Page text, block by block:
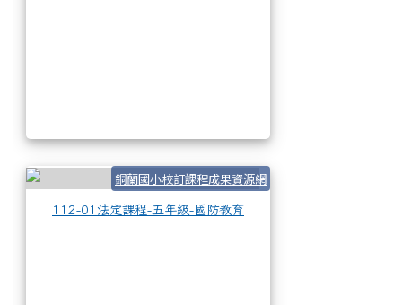
銅蘭國小校訂課程成果資源網112-01法定課程-五
112-01法定課程-五年級-國防教育